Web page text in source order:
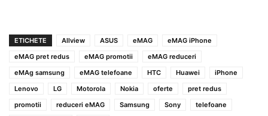
ETICHETE Allview ASUS eMAG
eMAG iPhone
eMAG pret redus
eMAG promotii
eMAG reduceri
eMAg samsung
eMAG telefoane HTC Huawei
iPhone
Lenovo
LG Motorola Nokia oferte
pret redus
promotii
reduceri eMAG Samsung Sony
telefoane